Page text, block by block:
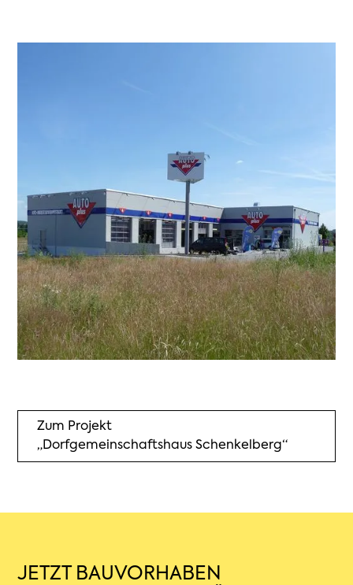
Zum Projekt
„Dorfgemeinschaftshaus Schenkelberg“
JETZT BAUVORHABEN